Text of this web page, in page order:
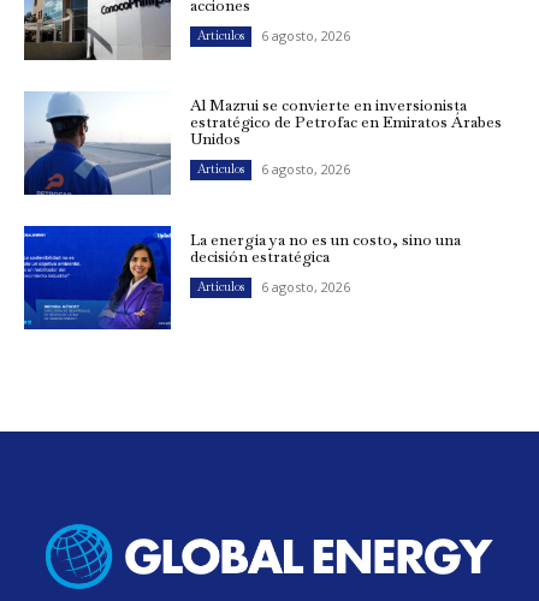
acciones
Artículos 6 agosto, 2026
Al Mazrui se convierte en inversionista
estratégico de Petrofac en Emiratos Árabes
Unidos
Artículos 6 agosto, 2026
La energía ya no es un costo, sino una
decisión estratégica
Artículos 6 agosto, 2026